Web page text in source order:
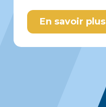
En savoir plus